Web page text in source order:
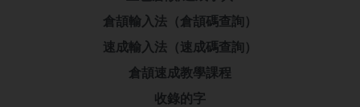
倉頡輸入法（倉頡碼查詢）
速成輸入法（速成碼查詢）
倉頡速成教學課程
收錄的字